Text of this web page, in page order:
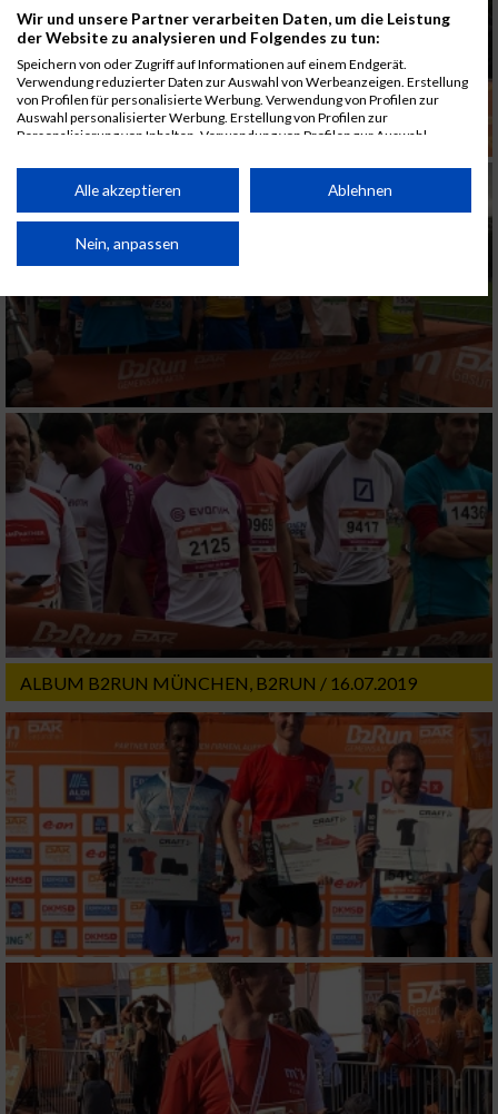
ALBUM B2RUN MÜNCHEN, B2RUN / 16.07.2019
Wir und unsere Partner verarbeiten Daten, um die Leistung
der Website zu analysieren und Folgendes zu tun:
Speichern von oder Zugriff auf Informationen auf einem Endgerät.
Verwendung reduzierter Daten zur Auswahl von Werbeanzeigen. Erstellung
von Profilen für personalisierte Werbung. Verwendung von Profilen zur
Auswahl personalisierter Werbung. Erstellung von Profilen zur
Personalisierung von Inhalten. Verwendung von Profilen zur Auswahl
Performance von Inhalten. Analyse von Zielgruppen durch Statistiken oder
Kombinationen von Daten aus verschiedenen Quellen. Entwicklung und
von Inhalten.
Daten können außerhalb der Europäischen Union weitergegeben und in die
Website/App.
Partnerliste anzeigen (1 IAB-Anbieter)
Wir nutzen Ihre Daten für folgende Zwecke:
IAB-Verarbeitungszwecke:
Speichern von oder Zugriff auf Informationen
auf einem Endgerät
Verwendung reduzierter Daten zur Auswahl
von Werbeanzeigen
Erstellung von Profilen für personalisierte
Werbung
Verwendung von Profilen zur Auswahl
personalisierter Werbung
Erstellung von Profilen zur Personalisierung
von Inhalten
Verwendung von Profilen zur Auswahl
personalisierter Inhalte
Messung der Werbeleistung
Messung der Performance von Inhalten
Analyse von Zielgruppen durch Statistiken
oder Kombinationen von Daten aus
verschiedenen Quellen
Entwicklung und Verbesserung der Angebote
Alle akzeptieren Ablehnen
Nein, anpassen